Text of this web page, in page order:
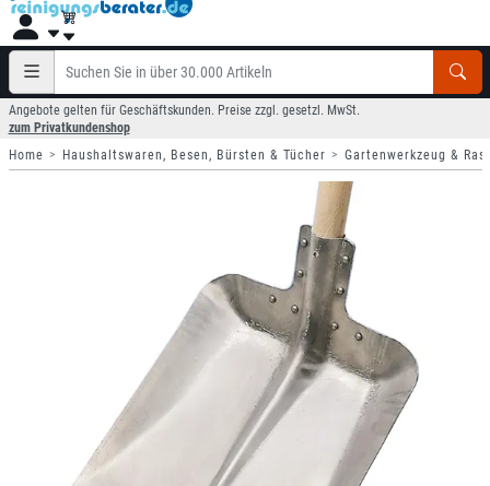
Angebote gelten für Geschäftskunden. Preise zzgl. gesetzl. MwSt.
zum Privatkundenshop
Home
Haushaltswaren, Besen, Bürsten & Tücher Gartenwerkzeug &